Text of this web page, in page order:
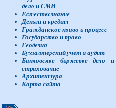
дело и СМИ
Естествознание
Деньги и кредит
Гражданское право и процесс
Государство и право
Геодезия
Бухгалтерский учет и аудит
Банковское биржевое дело и
страхование
Архитектура
Карта сайта